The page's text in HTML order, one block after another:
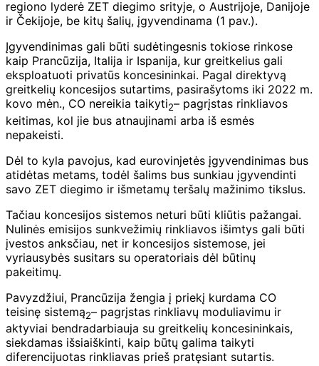
regiono lyderė ZET diegimo srityje, o Austrijoje, Danijoje
ir Čekijoje, be kitų šalių, įgyvendinama (1 pav.).
Įgyvendinimas gali būti sudėtingesnis tokiose rinkose
kaip Prancūzija, Italija ir Ispanija, kur greitkelius gali
eksploatuoti privatūs koncesininkai. Pagal direktyvą
greitkelių koncesijos sutartims, pasirašytoms iki 2022 m.
kovo mėn., CO nereikia taikyti2– pagrįstas rinkliavos
keitimas, kol jie bus atnaujinami arba iš esmės
nepakeisti.
Dėl to kyla pavojus, kad eurovinjetės įgyvendinimas bus
atidėtas metams, todėl šalims bus sunkiau įgyvendinti
savo ZET diegimo ir išmetamų teršalų mažinimo tikslus.
Tačiau koncesijos sistemos neturi būti kliūtis pažangai.
Nulinės emisijos sunkvežimių rinkliavos išimtys gali būti
įvestos anksčiau, net ir koncesijos sistemose, jei
vyriausybės susitars su operatoriais dėl būtinų
pakeitimų.
Pavyzdžiui, Prancūzija žengia į priekį kurdama CO
teisinę sistemą2– pagrįstas rinkliavų moduliavimu ir
aktyviai bendradarbiauja su greitkelių koncesininkais,
siekdamas išsiaiškinti, kaip būtų galima taikyti
diferencijuotas rinkliavas prieš pratęsiant sutartis.